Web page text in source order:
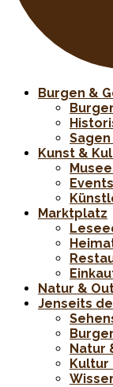
Burgen &
Kunst &
Marktplatz
Natur &
Jenseits
Natur
Kultur